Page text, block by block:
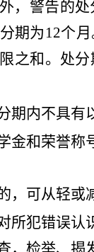
，警告的处
期为12个
之和。处
期内不具有
金和荣誉称
，可从轻或
所犯错误
，检举、揭